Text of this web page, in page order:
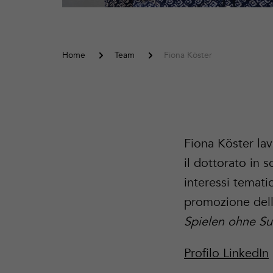
Home Team Fiona Köster
Fiona Köster
il dottorato in
interessi
promozione
Spielen ohne
Profilo LinkedIn